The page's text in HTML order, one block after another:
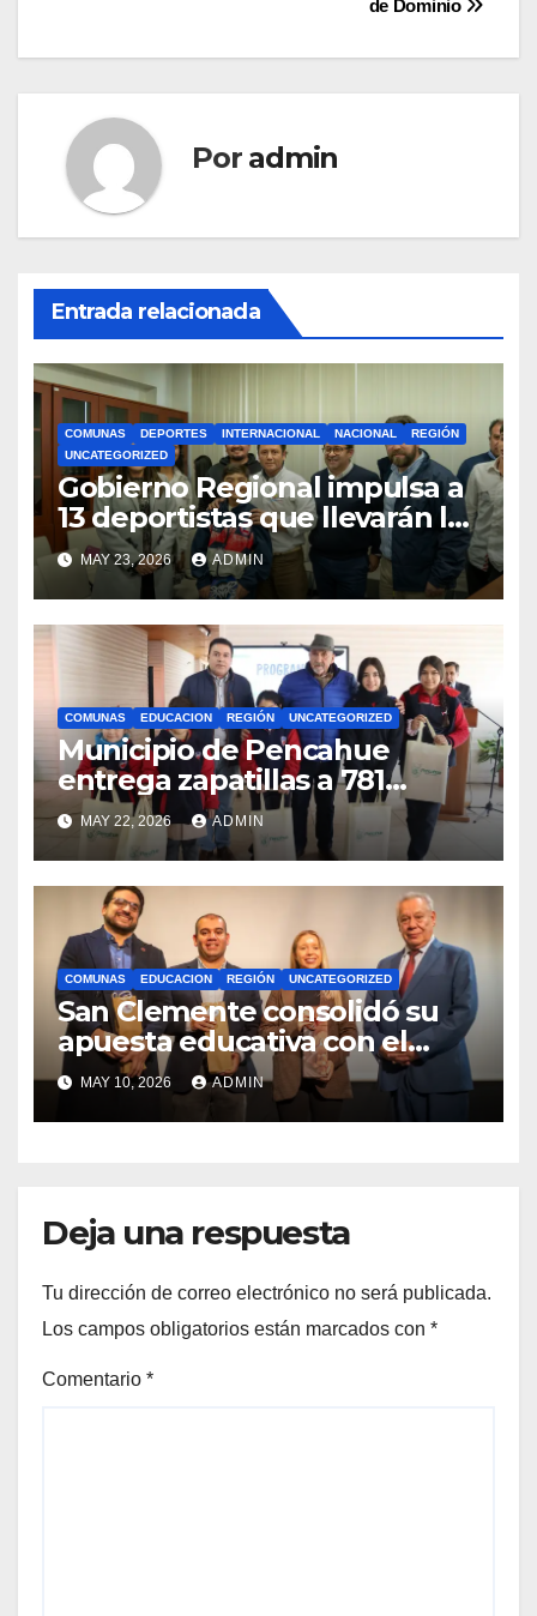
de Dominio
Por admin
Entrada relacionada
COMUNAS DEPORTES INTERNACIONAL NACIONAL
REGIÓN
UNCATEGORIZED
Gobierno Regional impulsa a
13 deportistas que llevarán la
bandera maulina a
competencias
internacionales
MAY 23, 2026 ADMIN
COMUNAS EDUCACION REGIÓN UNCATEGORIZED
Municipio de Pencahue
entrega zapatillas a 781
estudiantes con recursos del
Royalty Minero
MAY 22, 2026 ADMIN
COMUNAS EDUCACION REGIÓN UNCATEGORIZED
San Clemente consolidó su
apuesta educativa con el
lanzamiento del
Preuniversitario Brotes 2026
MAY 10, 2026 ADMIN
Deja una respuesta
Tu dirección de correo electrónico no será publicada.
Los campos obligatorios están marcados con *
Comentario *